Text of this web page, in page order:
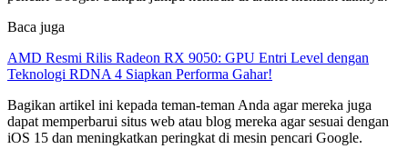
Baca juga
AMD Resmi Rilis Radeon RX 9050: GPU Entri Level dengan
Teknologi RDNA 4 Siapkan Performa Gahar!
Bagikan artikel ini kepada teman-teman Anda agar mereka juga
dapat memperbarui situs web atau blog mereka agar sesuai dengan
iOS 15 dan meningkatkan peringkat di mesin pencari Google.